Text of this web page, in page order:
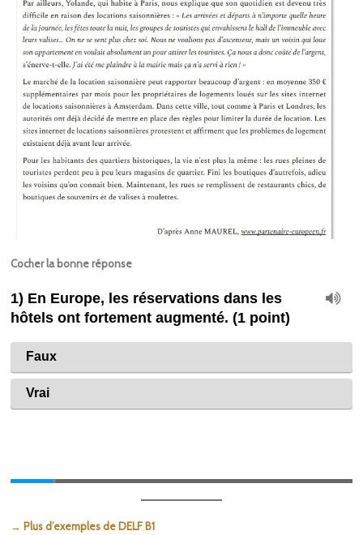
Cocher la bonne réponse
→ Plus d’exemples de DELF B1